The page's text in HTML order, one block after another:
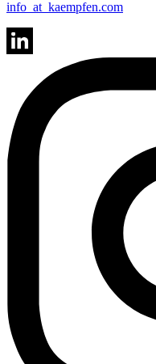
info _at_ kaempfen.com